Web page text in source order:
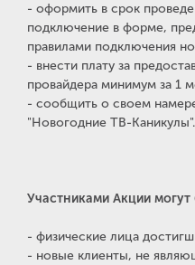
- оформить в срок
подключение в форме,
правилами подключения
- внести плату за
провайдера минимум за 1
- сообщить о своем
"Новогодние ТВ-Каникулы".
Участниками Акции могут
- физические лица
- новые клиенты, не